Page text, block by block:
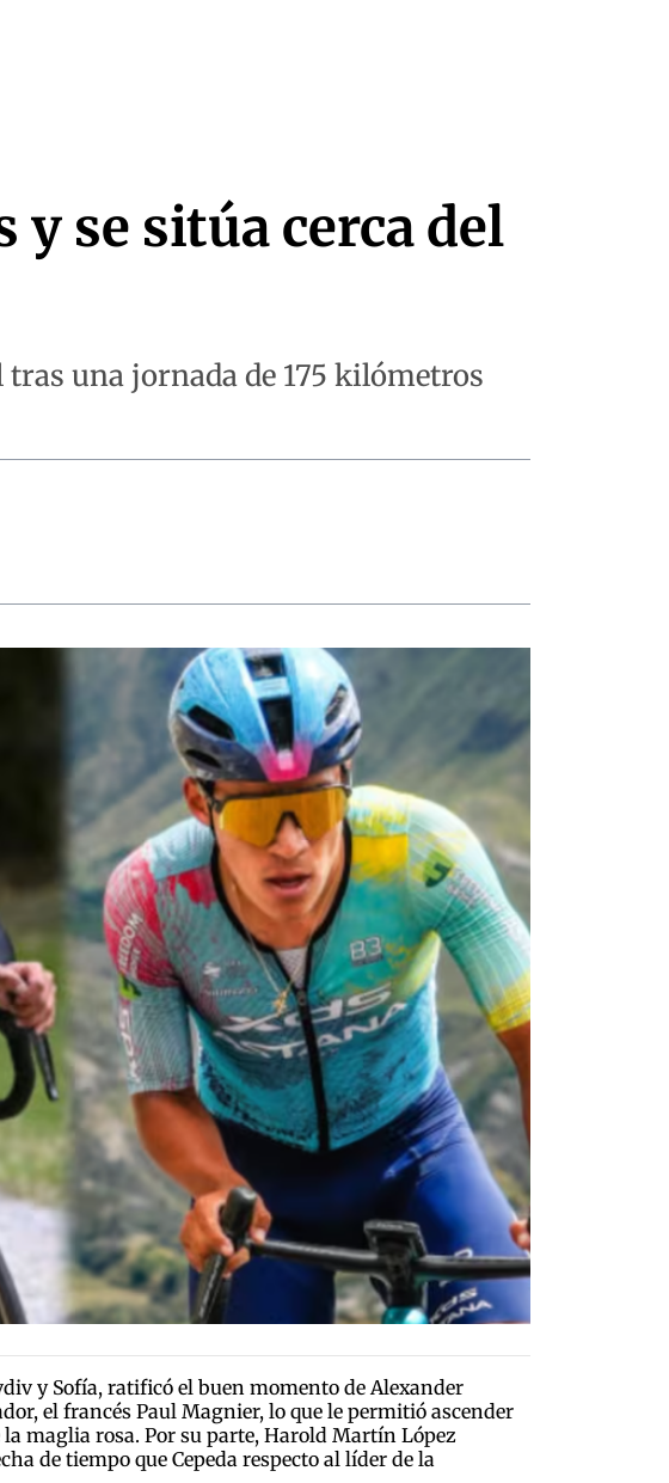
y se sitúa cerca del
una jornada de 175 kilómetros
y Sofía, ratificó el buen momento de Alexander
el francés Paul Magnier, lo que le permitió ascender
la maglia rosa. Por su parte, Harold Martín López
de tiempo que Cepeda respecto al líder de la